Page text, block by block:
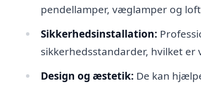
pendellamper, væglamper og
Sikkerhedsinstallation:
sikkerhedsstandarder, hvilket
Design og æstetik: De kan